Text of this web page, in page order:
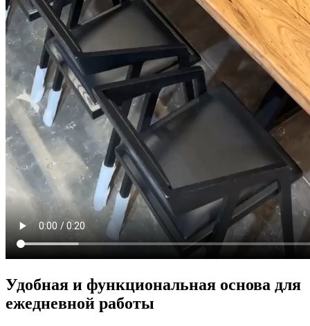
Удобная и функциональная основа для
ежедневной работы